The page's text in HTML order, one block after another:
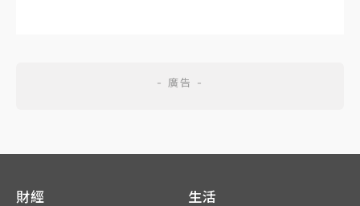
財經 生活